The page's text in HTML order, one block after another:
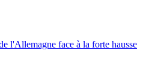
l'Allemagne face à la forte hausse